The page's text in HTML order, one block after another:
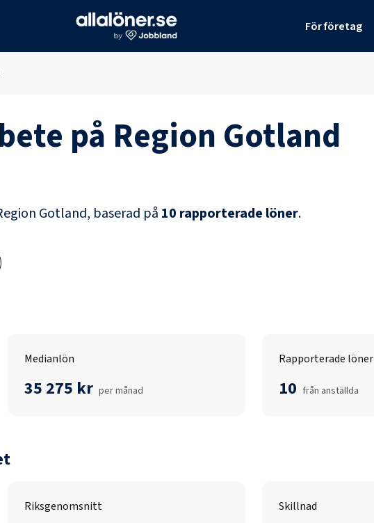
För företag
på Region Gotland
Gotland, baserad på 10 rapporterade löner.
Medianlön
35 275 kr per månad
Rapporterade löner
10 från anställda
Riksgenomsnitt Skillnad